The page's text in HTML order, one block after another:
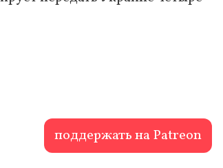
поддержать на Patreon